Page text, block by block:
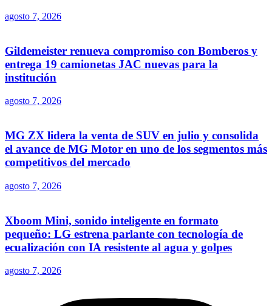
agosto 7, 2026
Gildemeister renueva compromiso con Bomberos y
entrega 19 camionetas JAC nuevas para la
institución
agosto 7, 2026
MG ZX lidera la venta de SUV en julio y consolida
el avance de MG Motor en uno de los segmentos más
competitivos del mercado
agosto 7, 2026
Xboom Mini, sonido inteligente en formato
pequeño: LG estrena parlante con tecnología de
ecualización con IA resistente al agua y golpes
agosto 7, 2026